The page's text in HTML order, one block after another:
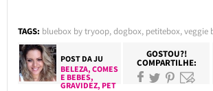
TAGS: bluebox by tryoop,dogbox, petitebox,veggie
POST DAJU
BELEZA,COMES
E BEBES,
GRAVIDEZ, PET
GOSTOU?!
COMPARTILHE: